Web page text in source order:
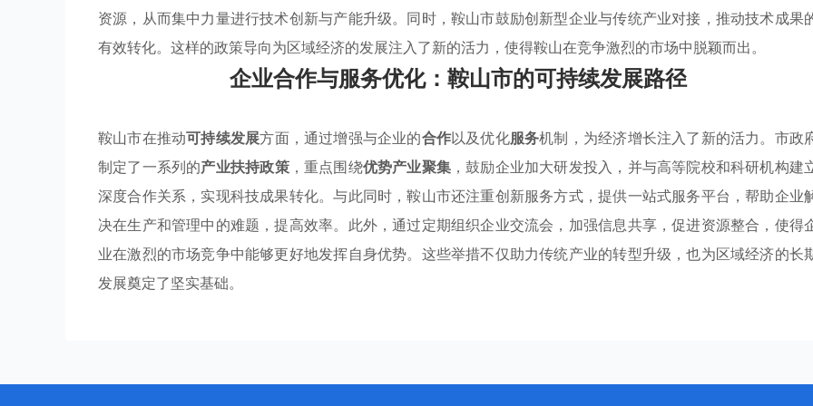
资源，从而集中力量进行技术创新与产能升级。同时，鞍山市鼓励创新型企业与传统产业对接，推动技术成果
有效转化。这样的政策导向为区域经济的发展注入了新的活力，使得鞍山在竞争激烈的市场中脱颖而出。
企业合作与服务优化：鞍山市的可持续发展路径
鞍山市在推动可持续发展方面，通过增强与企业的合作以及优化服务机制，为经济增长注入了新的活力。市政
制定了一系列的产业扶持政策，重点围绕优势产业聚集 ，鼓励企业加大研发投入，并与高等院校和科研机构建
深度合作关系，实现科技成果转化。与此同时，鞍山市还注重创新服务方式，提供一站式服务平台，帮助企业
决在生产和管理中的难题，提高效率。此外，通过定期组织企业交流会，加强信息共享，促进资源整合，使得
业在激烈的市场竞争中能够更好地发挥自身优势。这些举措不仅助力传统产业的转型升级，也为区域经济的长
发展奠定了坚实基础。